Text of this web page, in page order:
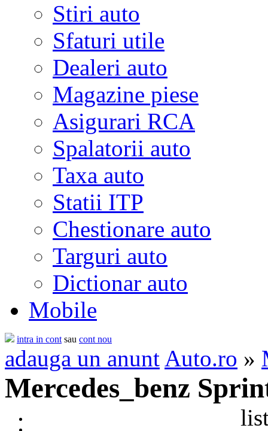
Stiri auto
Sfaturi utile
Dealeri auto
Magazine piese
Asigurari RCA
Spalatorii auto
Taxa auto
Statii ITP
Chestionare auto
Targuri auto
Dictionar auto
Mobile
intra in cont sau cont nou
adauga un anunt Auto.ro »
Mercedes_benz